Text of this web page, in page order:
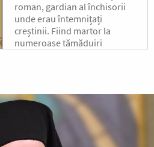
roman, gardian al închisorii
unde erau întemnițați
creștinii. Fiind martor la
numeroase tămăduiri
Sfântul Sfințit
Mucenic Xist,
Episcopul Romei